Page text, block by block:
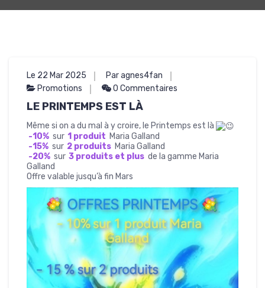
Le 22 Mar 2025
Par agnes4fan
Promotions
0 Commentaires
LE PRINTEMPS EST LÀ
Même si on a du mal à y croire, le Printemps est là
-10% sur 1 produit Maria Galland
-15% sur 2 produits Maria Galland
-20% sur 3 produits et plus de la gamme Maria
Galland
Offre valable jusqu’à fin Mars